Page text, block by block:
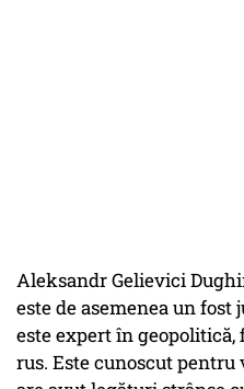
Aleksandr Gelievici
este de asemenea un
este expert în
rus. Este cunoscut